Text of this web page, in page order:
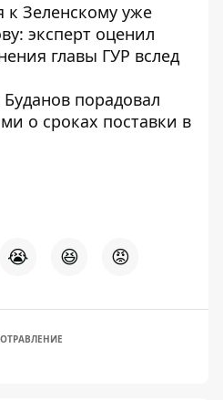
к Зеленскому уже
эксперт оценил
главы ГУР вслед
порадовал
о сроках поставки в
😭 😆 😡
ОТРАВЛЕНИЕ